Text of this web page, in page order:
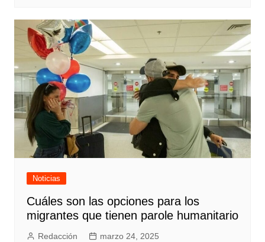
Noticias
Cuáles son las opciones para los
migrantes que tienen parole humanitario
Redacción marzo 24, 2025